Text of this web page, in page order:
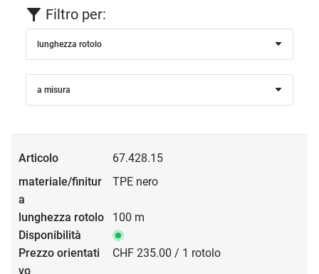
Filtro per:
lunghezza rotolo
a misura
67.428.15
TPE nero
100 m
CHF 235.00 / 1 rotolo